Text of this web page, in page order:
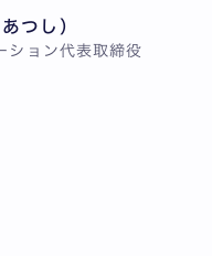
つし）
ション代表取締役